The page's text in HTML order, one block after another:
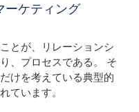
ーケティング
とが、リレーションシ
、プロセスである。 そ
けを考えている典型的
ています。